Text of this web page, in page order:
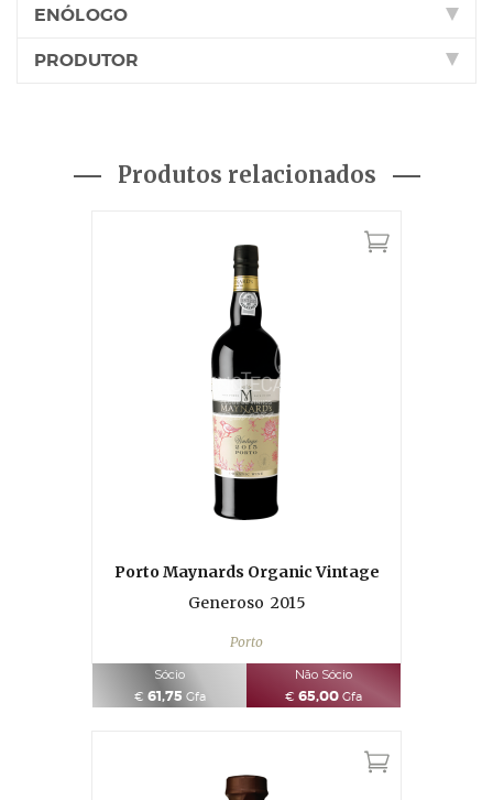
ENÓLOGO
PRODUTOR
Produtos relacionados
Porto Maynards Organic Vintage
Generoso 2015
Porto
Sócio
€ 61,75 Gfa
Não Sócio
€ 65,00 Gfa